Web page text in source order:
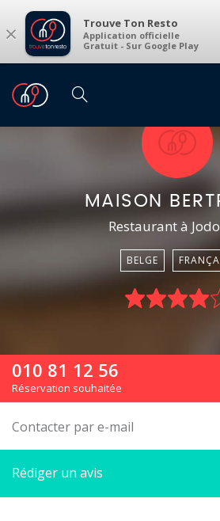
× Trouve Ton Resto
Application officielle
Gratuit - Sur Google Play
MAISON
Restaurant à
BELGE
010 81 12 56
Réservation souhaitée
Contacter par e-mail
Rédiger un avis